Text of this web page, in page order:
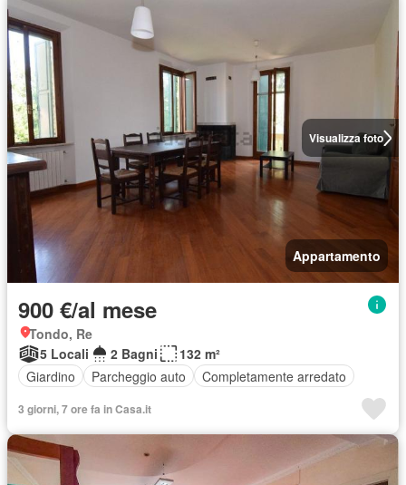
Visualizza foto
Appartamento
900 €/al mese
Tondo, Re
5 Locali
2 Bagni
132 m²
Giardino
Parcheggio auto Completamente arredato
3 giorni, 7 ore fa in Casa.it